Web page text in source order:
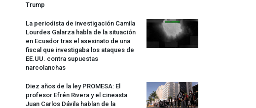
Trump
La periodista de investigación Camila
Lourdes Galarza habla de la situación
en Ecuador tras el asesinato de una
fiscal que investigaba los ataques de
EE.UU. contra supuestas
narcolanchas
Diez años de la ley PROMESA: El
profesor Efrén Rivera y el cineasta
Juan Carlos Dávila hablan de la